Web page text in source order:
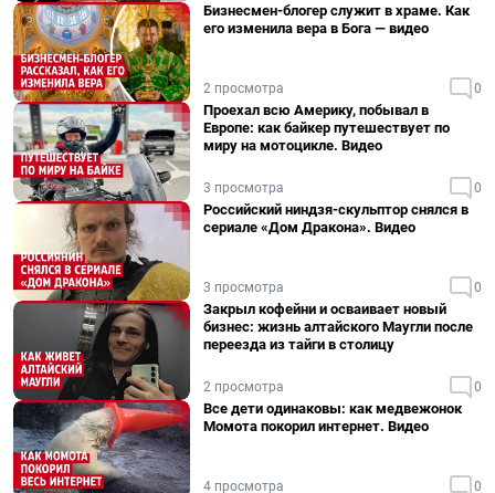
Бизнесмен-блогер служит в храме. Как
его изменила вера в Бога — видео
2 просмотра 0
Проехал всю Америку, побывал в
Европе: как байкер путешествует по
миру на мотоцикле. Видео
3 просмотра 0
Российский ниндзя-скульптор снялся в
сериале «Дом Дракона». Видео
3 просмотра 0
Закрыл кофейни и осваивает новый
бизнес: жизнь алтайского Маугли после
переезда из тайги в столицу
2 просмотра 0
Все дети одинаковы: как медвежонок
Момота покорил интернет. Видео
4 просмотра 0